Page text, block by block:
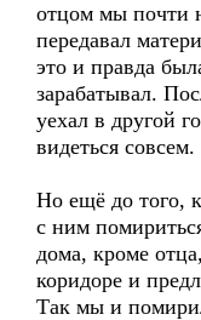
отцом мы почти
передавал
это и правда
зарабатывал.
уехал в другой
видеться совсем.
Но ещё до того,
с ним
дома, кроме
коридоре и
Так мы и